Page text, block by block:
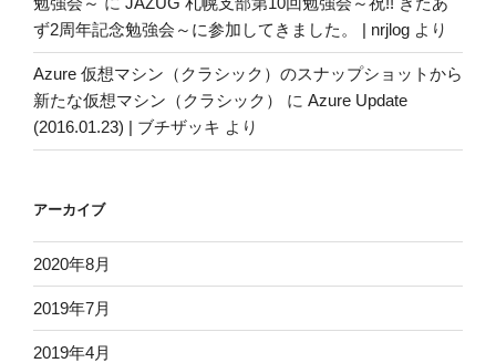
ず2周年記念勉強会～に参加してきました。 | nrjlog より
Azure 仮想マシン（クラシック）のスナップショットから
新たな仮想マシン（クラシック）
に Azure Update
(2016.01.23) | ブチザッキ より
アーカイブ
2020年8月
2019年7月
2019年4月